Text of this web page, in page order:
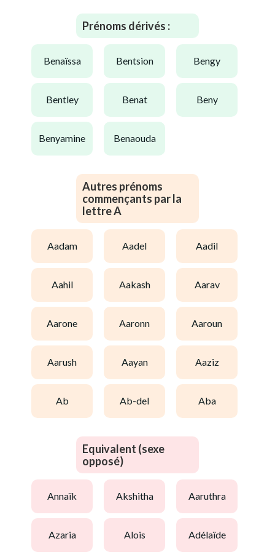
Prénoms dérivés :
benaïssa bentsion bengy
bentley benat beny
benyamine benaouda
Autres prénoms
commençants par la
lettre A
aadam aadel aadil
aahil aakash aarav
aarone aaronn aaroun
aarush aayan aaziz
ab ab-del aba
Equivalent (sexe
opposé)
annaïk akshitha aaruthra
azaria alois adélaïde